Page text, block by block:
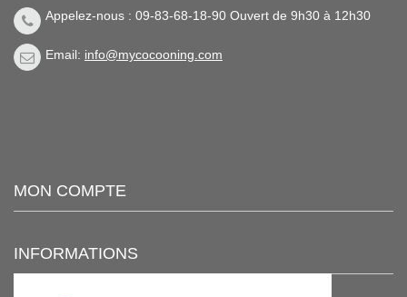
Appelez-nous : 09-83-68-18-90 Ouvert de 9h30 à 12h30
Email: info@mycocooning.com
MON COMPTE
INFORMATIONS